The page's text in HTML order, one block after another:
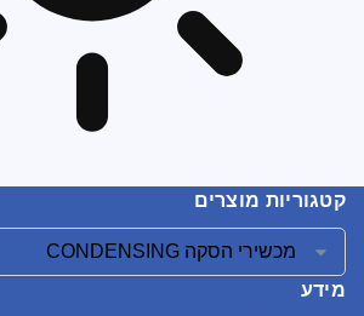
קטגוריות מוצרים
מידע